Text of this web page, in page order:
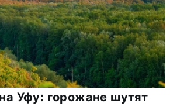
Уфу: горожане шутят